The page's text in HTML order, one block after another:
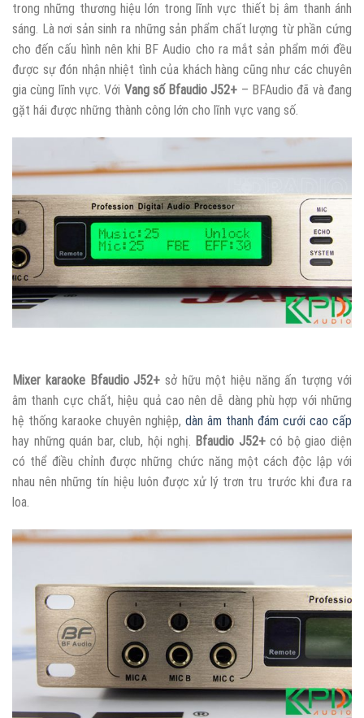
trong những thương hiệu lớn trong lĩnh vực thiết bị âm thanh ánh
sáng. Là nơi sản sinh ra những sản phẩm chất lượng từ phần cứng
cho đến cấu hình nên khi BF Audio cho ra mắt sản phẩm mới đều
được sự đón nhận nhiệt tình của khách hàng cũng như các chuyên
gia cùng lĩnh vực. Với Vang số Bfaudio J52+ – BFAudio đã và đang
gặt hái được những thành công lớn cho lĩnh vực vang số.
Mixer karaoke Bfaudio J52+ sở hữu một hiệu năng ấn tượng với
âm thanh cực chất, hiệu quả cao nên dễ dàng phù hợp với những
hệ thống karaoke chuyên nghiệp, dàn âm thanh đám cưới cao cấp
hay những quán bar, club, hội nghị. Bfaudio J52+có bộ giao diện
có thể điều chỉnh được những chức năng một cách độc lập với
nhau nên những tín hiệu luôn được xử lý trơn tru trước khi đưa ra
loa.